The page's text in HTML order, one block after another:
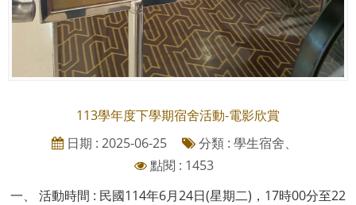
113學年度下學期宿舍活動-電影欣賞
日期 : 2025-06-25
分類 : 學生宿舍、
點閱 : 1453
一、 活動時間 : 民國114年6月24日(星期二)，17時00分至22